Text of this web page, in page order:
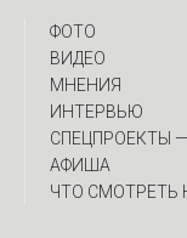
ФОТО
ВИДЕО
МНЕНИЯ
ИНТЕРВЬЮ
CПЕЦПРОЕКТЫ
АФИША
ЧТО СМОТРЕТЬ